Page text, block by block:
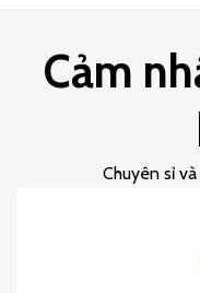
Cảm
Chuyên sỉ